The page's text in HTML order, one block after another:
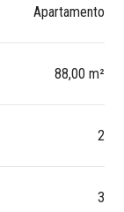
Apartamento
88,00 m²
2
3